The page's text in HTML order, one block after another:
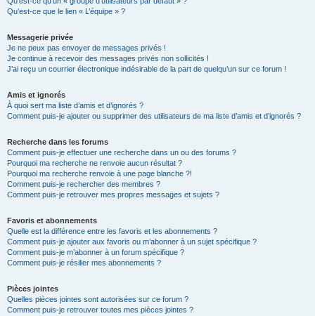
Qu’est-ce que le lien « L’équipe » ?
Messagerie privée
Je ne peux pas envoyer de messages privés !
Je continue à recevoir des messages privés non sollicités !
J’ai reçu un courrier électronique indésirable de la part de quelqu’un sur ce forum !
Amis et ignorés
À quoi sert ma liste d’amis et d’ignorés ?
Comment puis-je ajouter ou supprimer des utilisateurs de ma liste d’amis et d’ignorés ?
Recherche dans les forums
Comment puis-je effectuer une recherche dans un ou des forums ?
Pourquoi ma recherche ne renvoie aucun résultat ?
Pourquoi ma recherche renvoie à une page blanche ?!
Comment puis-je rechercher des membres ?
Comment puis-je retrouver mes propres messages et sujets ?
Favoris et abonnements
Quelle est la différence entre les favoris et les abonnements ?
Comment puis-je ajouter aux favoris ou m’abonner à un sujet spécifique ?
Comment puis-je m’abonner à un forum spécifique ?
Comment puis-je résilier mes abonnements ?
Pièces jointes
Quelles pièces jointes sont autorisées sur ce forum ?
Comment puis-je retrouver toutes mes pièces jointes ?